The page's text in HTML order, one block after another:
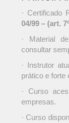
· Certificado
04/99 – (art.
· Material
consultar
· Instrutor
prático e forte
· Curso
empresas.
· Curso